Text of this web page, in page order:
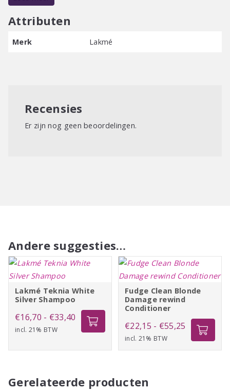
Veganistische formule / Vrij van parabenen / Zonder
Attributen
Merk Lakmé
Recensies
Er zijn nog geen beoordelingen.
Andere suggesties…
Lakmé Teknia White
Silver Shampoo
€16,70 - €33,40 Prijsklasse:
€16,70
incl. 21% BTW
Fudge Clean Blonde
Damage rewind
Conditioner
€22,15 - €55,25 Prijsklasse:
€22,15
tot
incl. 21% BTW
Gerelateerde producten